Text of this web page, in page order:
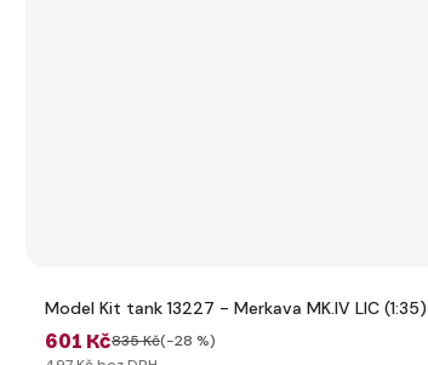
Model Kit tank 13227 - Merkava MK.IV LIC (1:35)
601 Kč835 Kč(-28 %)